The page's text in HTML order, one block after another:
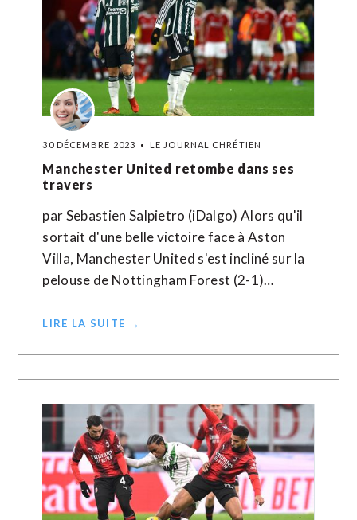
30 DÉCEMBRE 2023 LE JOURNAL CHRÉTIEN
Manchester United retombe dans ses
travers
par Sebastien Salpietro (iDalgo) Alors qu'il
sortait d'une belle victoire face à Aston
Villa, Manchester United s'est incliné sur la
pelouse de Nottingham Forest (2-1)…
LIRE LA SUITE →